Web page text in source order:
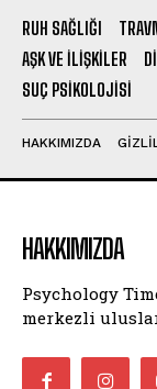
RUH SAĞLIĞI
AŞK VE İLIŞKILER
SUÇ PSIKOLOJISI
HAKKIMIZDA
HAKKIMIZDA
Psychology
merkezli